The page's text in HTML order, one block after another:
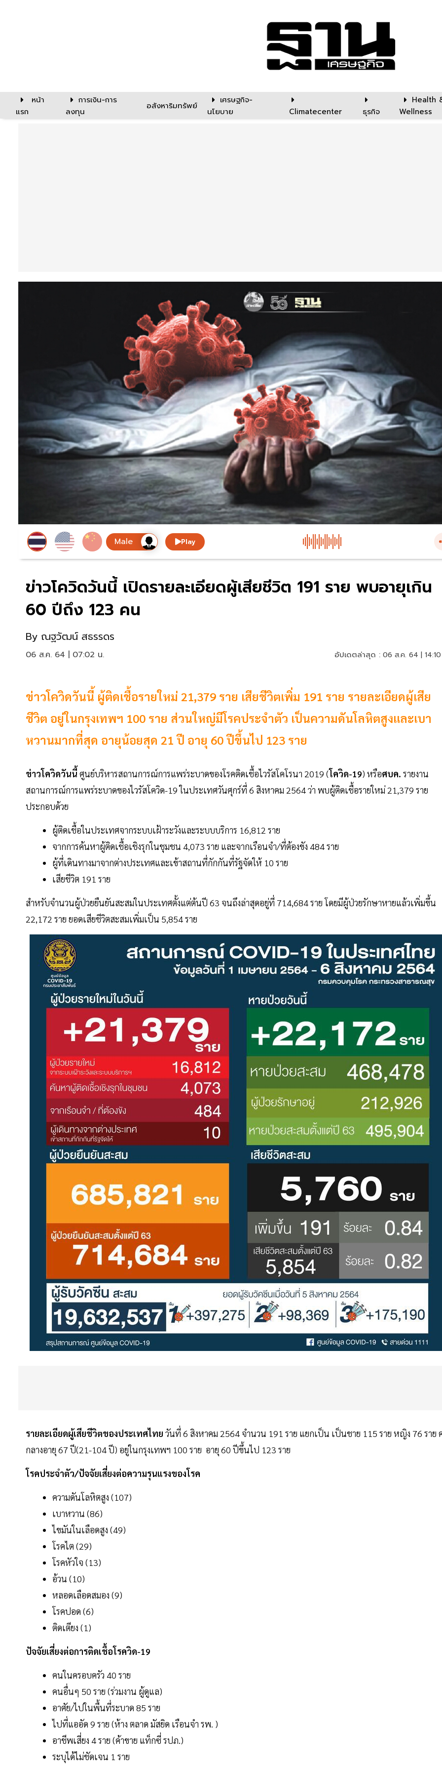
หน้า
แรก
การเงิน-การ
ลงทุน
อสังหาริมทรัพย์
เศรษฐกิจ-
นโยบาย
Climatecenter ธุรกิจ
Health
Wellness
Play
ข่าวโควิดวันนี้ เปิดรายละเอียดผู้เสียชีวิต 191 ราย พบอายุเกิน
60 ปีถึง 123 คน
By ณฐวัฒน์ สธรรดร
06 ส.ค. 64 | 07:02 น. อัปเดตล่าสุด : 06 ส.ค. 64 |
ข่าวโควิดวันนี้ ผู้ติดเชื้อรายใหม่ 21,379 ราย เสียชีวิตเพิ่ม 191 ราย รายละเอียดผู้เสีย
ชีวิต อยู่ในกรุงเทพฯ 100 ราย ส่วนใหญ่มีโรคประจำตัว เป็นความดันโลหิตสูงและเบา
หวานมากที่สุด อายุน้อยสุด 21 ปี อายุ 60 ปีขึ้นไป 123 ราย
ข่าวโควิดวันนี้ ศูนย์บริหารสถานการณ์การแพร่ระบาดของโรคติดเชื้อไวรัสโคโรนา 2019 (โควิด-19) หรือศบค. รายงาน
สถานการณ์การแพร่ระบาดของไวรัสโควิด-19 ในประเทศวันศุกร์ที่ 6 สิงหาคม 2564 ว่า พบผู้ติดเชื้อรายใหม่ 21,379 ราย
ประกอบด้วย
ผู้ติดเชื้อในประเทศจากระบบเฝ้าระวังและระบบบริการ 16,812 ราย
จากการค้นหาผู้ติดเชื้อเชิงรุกในชุมชน 4,073 ราย และจากเรือนจำ/ที่ต้องขัง 484 ราย
ผู้ที่เดินทางมาจากต่างประเทศและเข้าสถานที่กักกันที่รัฐจัดให้ 10 ราย
เสียชีวิต 191 ราย
สำหรับจำนวนผู้ป่วยยืนยันสะสมในประเทศตั้งแต่ต้นปี 63 จนถึงล่าสุดอยู่ที่ 714,684 ราย โดยมีผู้ป่วยรักษาหายแล้วเพิ่มขึ้น
22,172 ราย ยอดเสียชีวิตสะสมเพิ่มเป็น 5,854 ราย
รายละเอียดผู้เสียชีวิตของประเทศไทย วันที่ 6 สิงหาคม 2564 จำนวน 191 ราย แยกเป็น เป็นชาย 115 ราย หญิง 76 ราย
กลางอายุ 67 ปี(21-104 ปี) อยู่ในกรุงเทพฯ 100 ราย อายุ 60 ปีขึ้นไป 123 ราย
โรคประจำตัว/ปัจจัยเสี่ยงต่อความรุนแรงของโรค
ความดันโลหิตสูง (107)
เบาหวาน (86)
ไขมันในเลือดสูง (49)
โรคไต (29)
โรคหัวใจ (13)
อ้วน (10)
หลอดเลือดสมอง (9)
โรคปอด (6)
ติดเตียง (1)
ปัจจัยเสี่ยงต่อการติดเชื้อโรควิด-19
คนในครอบครัว 40 ราย
คนอื่นๆ 50 ราย (ร่วมงาน ผู้ดูแล)
อาศัย/ไปในพื้นที่ระบาด 85 ราย
ไปที่แออัด 9 ราย (ห้าง ตลาด มัสยิด เรือนจำ รพ. )
อาชีพเสี่ยง 4 ราย (ค้าขาย แท็กซี่ รปภ.)
ระบุได้ไม่ชัดเจน 1 ราย